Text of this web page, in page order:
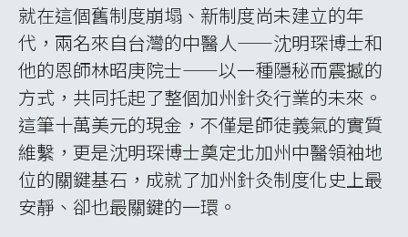
就在這個舊制度崩塌、新制度尚未建立的年
代，兩名來自台灣的中醫人——沈明琛博士和
他的恩師林昭庚院士——以一種隱秘而震撼的
方式，共同托起了整個加州針灸行業的未來。
這筆十萬美元的現金，不僅是師徒義氣的實質
維繫，更是沈明琛博士奠定北加州中醫領袖地
位的關鍵基石，成就了加州針灸制度化史上最
安靜、卻也最關鍵的一環。